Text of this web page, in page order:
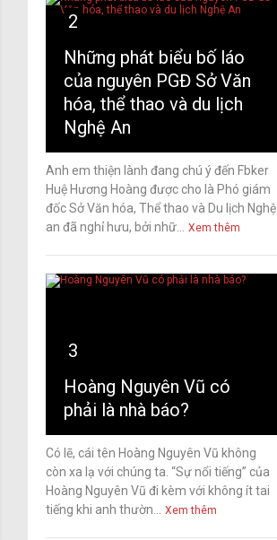
2
Những phát biểu bố láo
của nguyên PGĐ Sở Văn
hóa, thể thao và du lịch
Nghệ An
Anh em thiện lành đang chú ý đến Fbker
Huệ Hương Hoàng được cho là Phó giám
đốc Sở Văn hóa, Thể thao và Du lịch Nghệ
an đã nghỉ hưu, bởi nhữ...
Xem thêm
3
Hoàng Nguyên Vũ có
phải là nhà báo?
Có lẽ, cái tên Hoàng Nguyên Vũ không
còn xa lạ với chúng ta. “Sự nổi tiếng” của
Hoàng Nguyên Vũ đi kèm với không ít tai
tiếng khi anh thườn...
Xem thêm